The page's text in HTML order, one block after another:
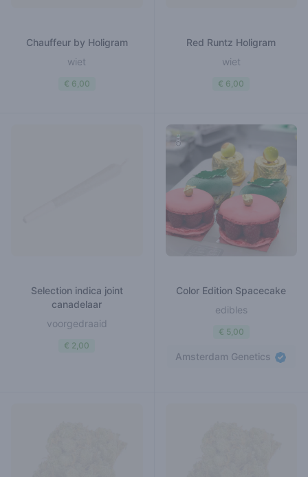
Chauffeur by Holigram
wiet
€ 6,00
Red Runtz Holigram
wiet
€ 6,00
Selection indica joint
canadelaar
voorgedraaid
€ 2,00
Color Edition Spacecake
edibles
€ 5,00
Amsterdam Genetics